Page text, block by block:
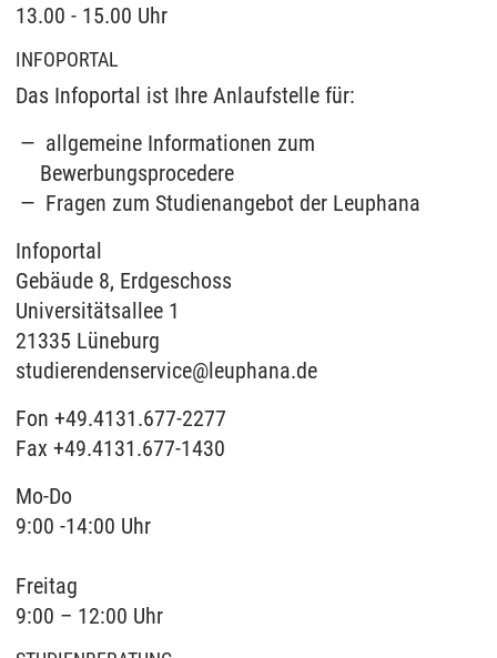
13.00 - 15.00 Uhr
INFOPORTAL
Das Infoportal ist Ihre Anlaufstelle für:
allgemeine Informationen zum
Bewerbungsprocedere
Fragen zum Studienangebot der Leuphana
Infoportal
Gebäude 8, Erdgeschoss
Universitätsallee 1
21335 Lüneburg
studierendenservice@leuphana.de
Fon +49.4131.677-2277
Fax +49.4131.677-1430
Mo-Do
9:00 -14:00 Uhr
Freitag
9:00 – 12:00 Uhr